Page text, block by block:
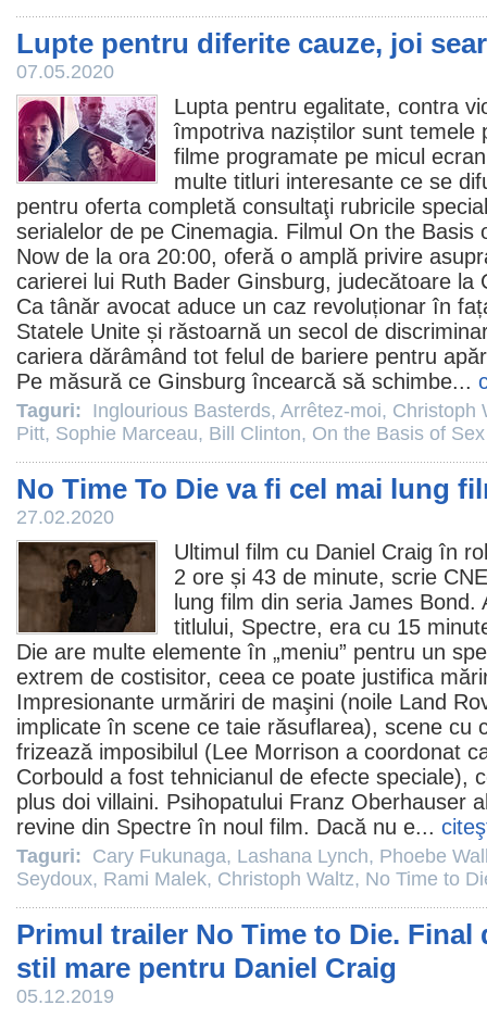
Lupte pentru diferite cauze, joi
07.05.2020
Lupta pentru egalitate, contra
împotriva naziștilor sunt temele
filme programate pe micul
multe titluri interesante ce se
pentru oferta completă consultaţi rubricile
serialelor de pe Cinemagia. Filmul On the Basis
Now de la ora 20:00, oferă o amplă privire
carierei lui Ruth Bader Ginsburg, judecătoare la
Ca tânăr avocat aduce un caz revoluționar în
Statele Unite și răstoarnă un secol de
cariera dărâmând tot felul de bariere pentru
Pe măsură ce Ginsburg încearcă să schimbe...
Taguri: Inglourious Basterds, Arrêtez-moi, Christoph
Pitt, Sophie Marceau, Bill Clinton, On the Basis of Sex
No Time To Die va fi cel mai lung
27.02.2020
Ultimul film cu Daniel Craig în
2 ore și 43 de minute, scrie
lung film din seria James Bond.
titlului, Spectre, era cu 15
Die are multe elemente în „meniu” pentru un
extrem de costisitor, ceea ce poate justifica
Impresionante urmăriri de maşini (noile Land
implicate în scene ce taie răsuflarea), scene cu
frizează imposibilul (Lee Morrison a coordonat
Corbould a fost tehnicianul de efecte speciale),
plus doi villaini. Psihopatului Franz Oberhauser
revine din Spectre în noul film. Dacă nu e...
Taguri: Cary Fukunaga, Lashana Lynch, Phoebe
Seydoux, Rami Malek, Christoph Waltz, No Time to
Primul trailer No Time to Die. Final
stil mare pentru Daniel Craig
05.12.2019